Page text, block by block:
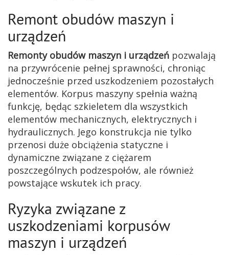
Remont obudów maszyn i
urządzeń
Remonty obudów maszyn i urządzeń pozwalają
na przywrócenie pełnej sprawności, chroniąc
jednocześnie przed uszkodzeniem pozostałych
elementów. Korpus maszyny spełnia ważną
funkcję, będąc szkieletem dla wszystkich
elementów mechanicznych, elektrycznych i
hydraulicznych. Jego konstrukcja nie tylko
przenosi duże obciążenia statyczne i
dynamiczne związane z ciężarem
poszczególnych podzespołów, ale również
powstające wskutek ich pracy.
Ryzyka związane z
uszkodzeniami korpusów
maszyn i urządzeń